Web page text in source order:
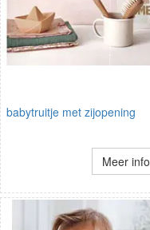
babytruitje met zijopening
Meer info